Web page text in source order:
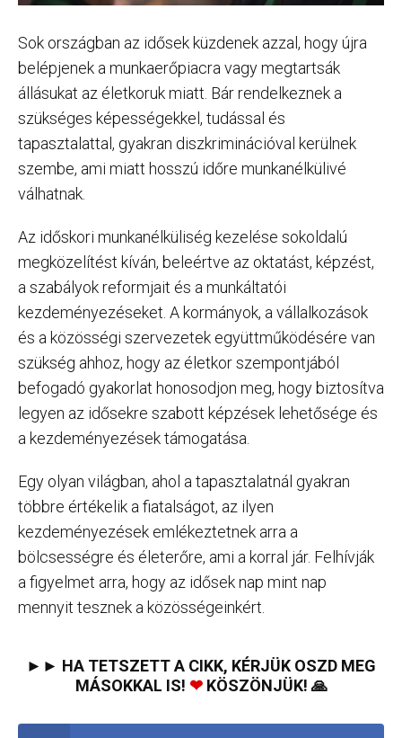
Sok országban az idősek küzdenek azzal, hogy újra
belépjenek a munkaerőpiacra vagy megtartsák
állásukat az életkoruk miatt. Bár rendelkeznek a
szükséges képességekkel, tudással és
tapasztalattal, gyakran diszkriminációval kerülnek
szembe, ami miatt hosszú időre munkanélkülivé
válhatnak.
Az időskori munkanélküliség kezelése sokoldalú
megközelítést kíván, beleértve az oktatást, képzést,
a szabályok reformjait és a munkáltatói
kezdeményezéseket. A kormányok, a vállalkozások
és a közösségi szervezetek együttműködésére van
szükség ahhoz, hogy az életkor szempontjából
befogadó gyakorlat honosodjon meg, hogy biztosítva
legyen az idősekre szabott képzések lehetősége és
a kezdeményezések támogatása.
Egy olyan világban, ahol a tapasztalatnál gyakran
többre értékelik a fiatalságot, az ilyen
kezdeményezések emlékeztetnek arra a
bölcsességre és életerőre, ami a korral jár. Felhívják
a figyelmet arra, hogy az idősek nap mint nap
mennyit tesznek a közösségeinkért.
►► HA TETSZETT A CIKK, KÉRJÜK OSZD MEG
MÁSOKKAL IS! ❤KÖSZÖNJÜK! 🙏